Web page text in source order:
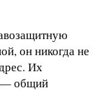
он никогда не
Их
— общий